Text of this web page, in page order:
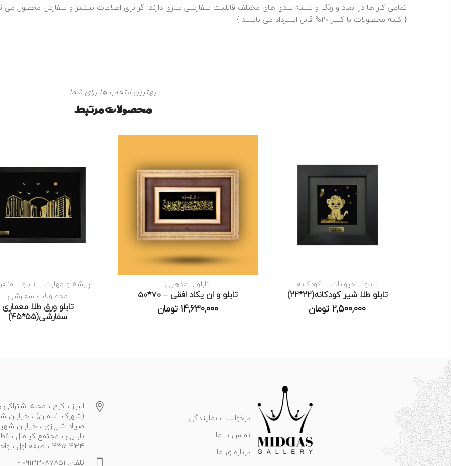
تمامی کار ها در ابعاد و رنگ و بسته بندی های مختلف قابلیت سفارشی سازی دارند اگر برای اطلاعات بیشتر و سفارش محصول می
{ کلیه محصولات با کسر 20% قابل استرداد می باشند }
بهترین انتخاب ها برای شما
محصولات مرتبط
تابلو حیوانات کودکانه
تابلو طلا شیر کودکانه(۲۲*۲۲)
2,500,000 تومان
تابلو مذهبی
تابلو و ان یکاد افقی – 70*50
14,630,000 تومان
پیشه و مهارت تابلو
محصولات سفارشی
تابلو ورق طلا معماری
سفارشی(۵۵*۴۵)
درخواست نمایندگی
تماس با ما
درباره ی ما
البرز ، کرج ، محله اشتراکی
(شهرک آسمان) ، خیابان
صیاد شیرازی ، خیابان
بابایی ، مجتمع کیامال ،
434-435 ، طبقه اول ، واحد 27
تلفن: 09133087851 -